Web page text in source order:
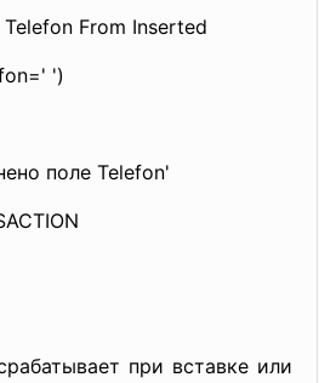
Telefon From Inserted
')
поле Telefon'
при вставке или